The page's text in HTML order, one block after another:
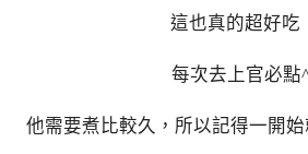
這也真的超好吃
每次去上官必點
他需要煮比較久，所以記得一開